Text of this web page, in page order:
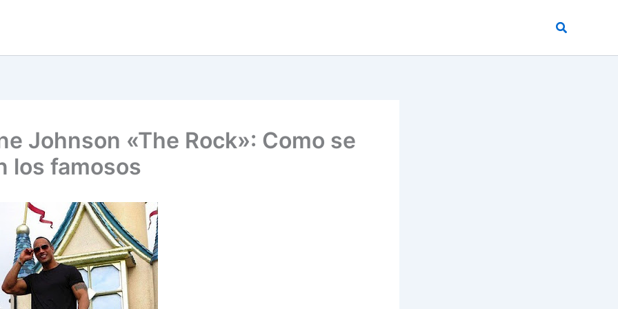
Buscar
Johnson «The Rock»: Como se
los famosos